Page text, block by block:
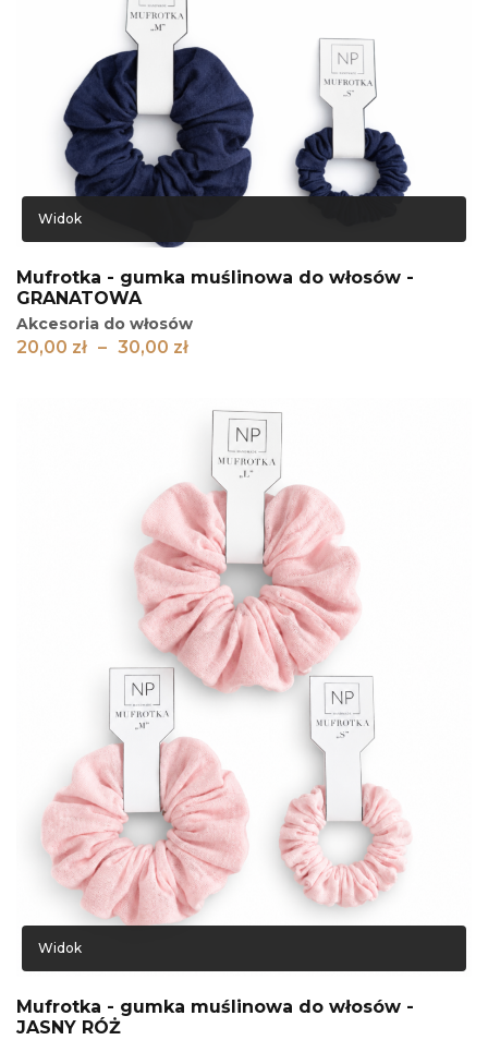
Widok
Mufrotka - gumka muślinowa do włosów -
GRANATOWA
Akcesoria do włosów
20,00 zł – 30,00 zł
Zakres
cen:
Widok
Mufrotka - gumka muślinowa do włosów -
JASNY RÓŻ